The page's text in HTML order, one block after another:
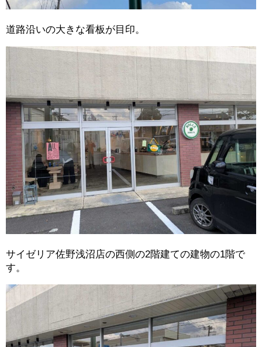
道路沿いの大きな看板が目印。
サイゼリア佐野浅沼店の西側の2階建ての建物の1階で
す。